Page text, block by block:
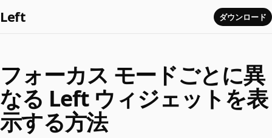
Left ダウンロード
フォーカス モードごとに異
なる Left ウィジェットを表
示する方法